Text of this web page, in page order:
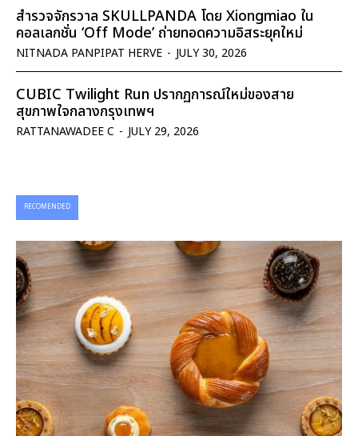
สำรวจจักรวาล SKULLPANDA โดย Xiongmiao ใน
คอลเลกชั่น ‘Off Mode’ ถ่ายทอดความอิสระยุคใหม่
NITNADA PANPIPAT HERVE - JULY 30, 2026
CUBIC Twilight Run ปรากฏการณ์ใหม่ของสาย
สุขภาพใจกลางกรุงเทพฯ
RATTANAWADEE C - JULY 29, 2026
RECOMENDED